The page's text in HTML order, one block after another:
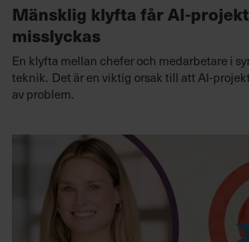
Mänsklig klyfta får AI-
misslyckas
En klyfta mellan chefer och medarbetare i
teknik. Det är en viktig orsak till att AI-
av problem.